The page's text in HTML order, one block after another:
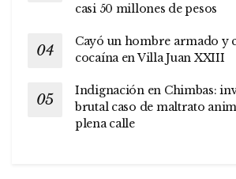
casi 50 millones de pesos
Cayó un hombre armado y
cocaína en Villa Juan XXIII
Indignación en Chimbas:
brutal caso de maltrato
plena calle